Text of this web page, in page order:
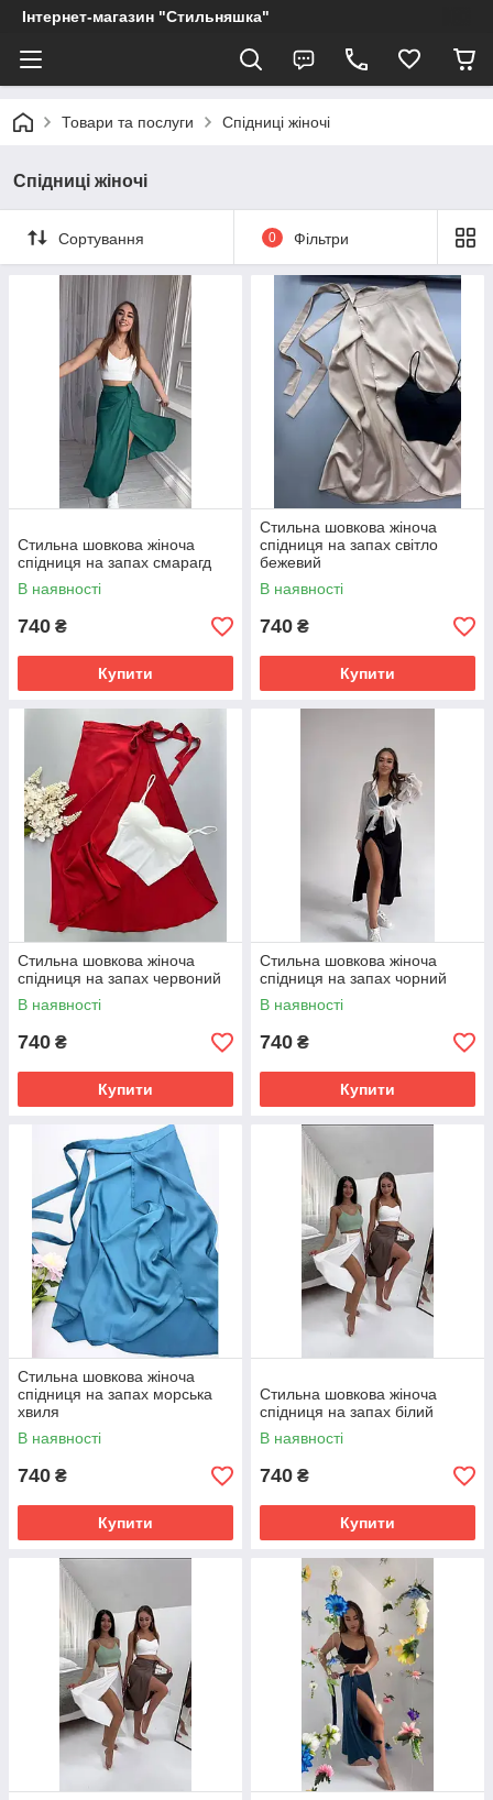
Інтернет-магазин "Стильняшка"
Товари та послуги Спідниці жіночі
Спідниці жіночі
Сортування 0 Фільтри
Стильна шовкова жіноча
спідниця на запах смарагд
В наявності
740 ₴
Купити
Стильна шовкова жіноча
спідниця на запах світло
бежевий
В наявності
740 ₴
Купити
Стильна шовкова жіноча
спідниця на запах червоний
В наявності
740 ₴
Купити
Стильна шовкова жіноча
спідниця на запах чорний
В наявності
740 ₴
Купити
Стильна шовкова жіноча
спідниця на запах морська
хвиля
В наявності
740 ₴
Купити
Стильна шовкова жіноча
спідниця на запах білий
В наявності
740 ₴
Купити